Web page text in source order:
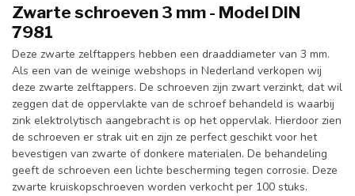
Zwarte schroeven 3 mm - Model DIN
7981
Deze zwarte zelftappers hebben een draaddiameter van 3 mm.
Als een van de weinige webshops in Nederland verkopen wij
deze zwarte zelftappers. De schroeven zijn zwart verzinkt, dat wil
zeggen dat de oppervlakte van de schroef behandeld is waarbij
zink elektrolytisch aangebracht is op het oppervlak. Hierdoor zien
de schroeven er strak uit en zijn ze perfect geschikt voor het
bevestigen van zwarte of donkere materialen. De behandeling
geeft de schroeven een lichte bescherming tegen corrosie. Deze
zwarte kruiskopschroeven worden verkocht per 100 stuks.